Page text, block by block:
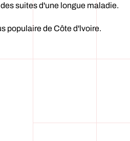
suites d'une longue maladie.
populaire de Côte d'lvoire.